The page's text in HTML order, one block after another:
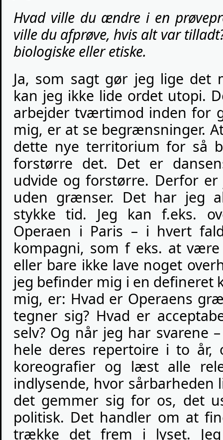
Hvad ville du ændre i en
ville du afprøve, hvis alt var
biologiske eller etiske.
Ja, som sagt gør jeg lige det
kan jeg ikke lide ordet utopi.
arbejder tværtimod inden for
mig, er at se begrænsninger.
dette nye territorium for så
forstørre det. Det er
udvide og forstørre. Derfor
uden grænser. Det har jeg
stykke tid. Jeg kan f.eks.
Operaen i Paris – i hvert
kompagni, som f eks. at
eller bare ikke lave noget
jeg befinder mig i en defineret
mig, er: Hvad er Operaens
tegner sig? Hvad er
selv? Og når jeg har svarene
hele deres repertoire i to år,
koreografier og læst alle
indlysende, hvor sårbarheden
det gemmer sig for os, det
politisk. Det handler om at
trække det frem i lyset.